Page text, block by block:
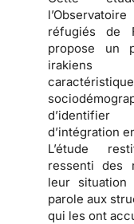
réfugiés de
propose un
irakiens
d’identifier
d’intégration
L’étude
ressenti des
leur
parole aux
qui les ont